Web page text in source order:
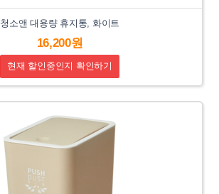
청소앤 대용량 휴지통, 화이트
16,200원
현재 할인중인지 확인하기